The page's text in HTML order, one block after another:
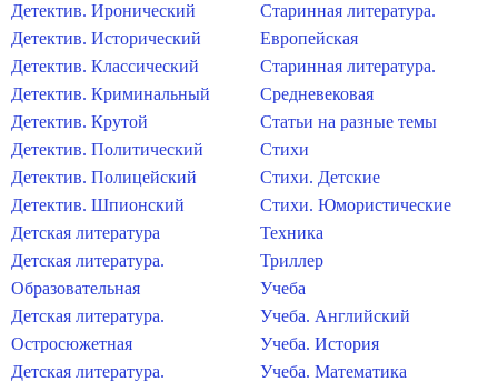
Детектив. Иронический
Детектив. Исторический
Детектив. Классический
Детектив. Криминальный
Детектив. Крутой
Детектив. Политический
Детектив. Полицейский
Детектив. Шпионский
Детская литература
Детская литература.
Образовательная
Детская литература.
Остросюжетная
Детская литература.
Старинная литература.
Европейская
Старинная литература.
Средневековая
Статьи на разные темы
Стихи
Стихи. Детские
Стихи. Юмористические
Техника
Триллер
Учеба
Учеба. Английский
Учеба. История
Учеба. Математика